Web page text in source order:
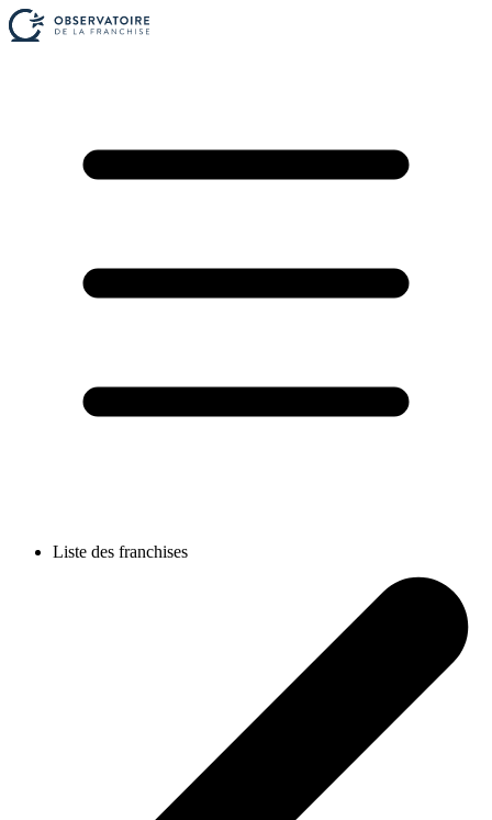
Liste des franchises